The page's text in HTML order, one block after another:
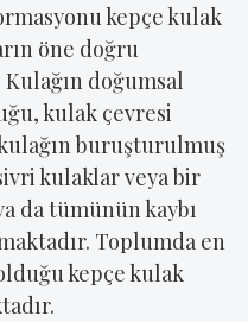
kepçe kulak
öne doğru
doğumsal
kulak çevresi
kulağın buruşturulmuş
kulaklar veya bir
da tümünün kaybı
Toplumda en
kepçe kulak